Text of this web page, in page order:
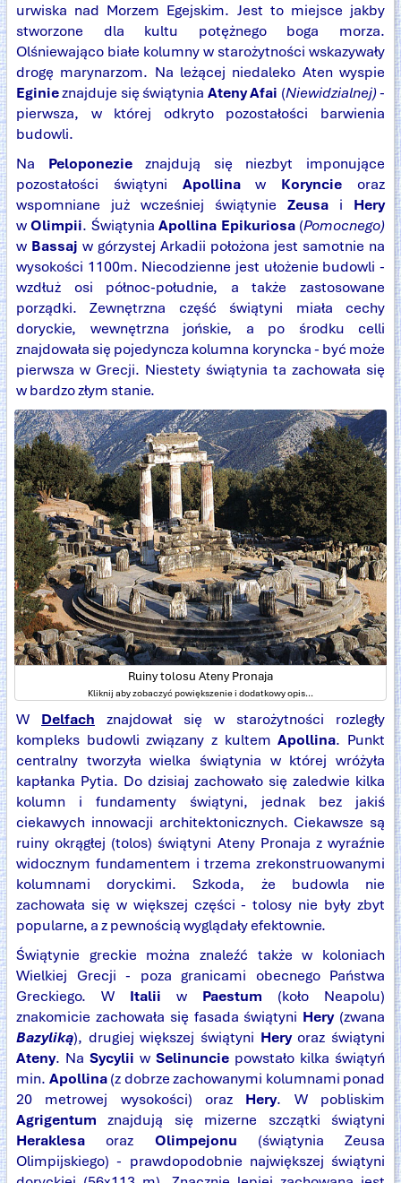
urwiska nad Morzem Egejskim. Jest to miejsce jakby
stworzone dla kultu potężnego boga morza.
Olśniewająco białe kolumny w starożytności wskazywały
drogę marynarzom. Na leżącej niedaleko Aten wyspie
Eginieznajduje się świątynia Ateny Afai (Niewidzialnej)-
pierwsza, w której odkryto pozostałości barwienia
budowli.
Na Peloponezieznajdują się niezbyt imponujące
pozostałości świątyni Apollinaw Koryncie oraz
wspomniane już wcześniej świątynie Zeusa i Hery
wOlimpii. ŚwiątyniaApollina Epikuriosa(Pomocnego)
w Bassaj w górzystej Arkadii położona jest samotnie na
wysokości 1100m. Niecodzienne jest ułożenie budowli -
wzdłuż osi północ-południe, a także zastosowane
porządki. Zewnętrzna część świątyni miała cechy
doryckie, wewnętrzna jońskie, a po środku celli
znajdowała się pojedyncza kolumna koryncka - być może
pierwsza w Grecji. Niestety świątynia ta zachowała się
w bardzo złym stanie.
Ruiny tolosu Ateny Pronaja
Kliknij aby zobaczyć powiększenie i dodatkowy opis...
W Delfach znajdował się w starożytności rozległy
kompleks budowli związany z kultemApollina. Punkt
centralny tworzyła wielka świątynia w której wróżyła
kapłanka Pytia. Do dzisiaj zachowało się zaledwie kilka
kolumn i fundamenty świątyni, jednak bez jakiś
ciekawych innowacji architektonicznych. Ciekawsze są
ruiny okrągłej (tolos) świątyni Ateny Pronaja z wyraźnie
widocznym fundamentem i trzema zrekonstruowanymi
kolumnami doryckimi. Szkoda, że budowla nie
zachowała się w większej części - tolosy nie były zbyt
popularne, a z pewnością wyglądały efektownie.
Świątynie greckie można znaleźć także w koloniach
Wielkiej Grecji - poza granicami obecnego Państwa
Greckiego. W Italii w Paestum (koło Neapolu)
znakomicie zachowała się fasada świątyni Hery(zwana
Bazyliką), drugiej większej świątyni Heryoraz świątyni
Ateny. Na Sycylii w Selinuncie powstało kilka świątyń
min. Apollina(z dobrze zachowanymi kolumnami ponad
20 metrowej wysokości) oraz Hery. W pobliskim
Agrigentum znajdują się mizerne szczątki świątyni
Heraklesa oraz Olimpejonu (świątynia Zeusa
Olimpijskiego) - prawdopodobnie największej świątyni